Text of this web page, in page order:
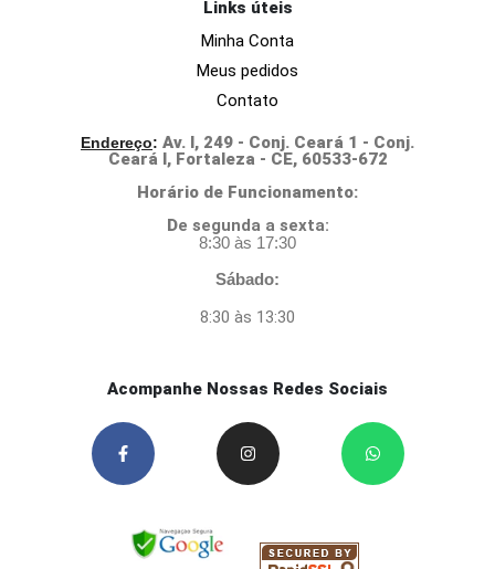
Links úteis
Minha Conta
Meus pedidos
Contato
Endereço: Av. I, 249 - Conj. Ceará 1 - Conj.
Ceará I, Fortaleza - CE, 60533-672
Horário de Funcionamento:
De segunda a sexta:
8:30 às 17:30
Sábado:
8:30 às 13:30
Acompanhe Nossas Redes Sociais